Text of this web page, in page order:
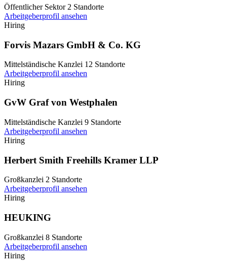
Öffentlicher Sektor 2 Standorte
Arbeitgeberprofil ansehen
Hiring
Forvis Mazars GmbH & Co. KG
Mittelständische Kanzlei 12 Standorte
Arbeitgeberprofil ansehen
Hiring
GvW Graf von Westphalen
Mittelständische Kanzlei 9 Standorte
Arbeitgeberprofil ansehen
Hiring
Herbert Smith Freehills Kramer LLP
Großkanzlei 2 Standorte
Arbeitgeberprofil ansehen
Hiring
HEUKING
Großkanzlei 8 Standorte
Arbeitgeberprofil ansehen
Hiring